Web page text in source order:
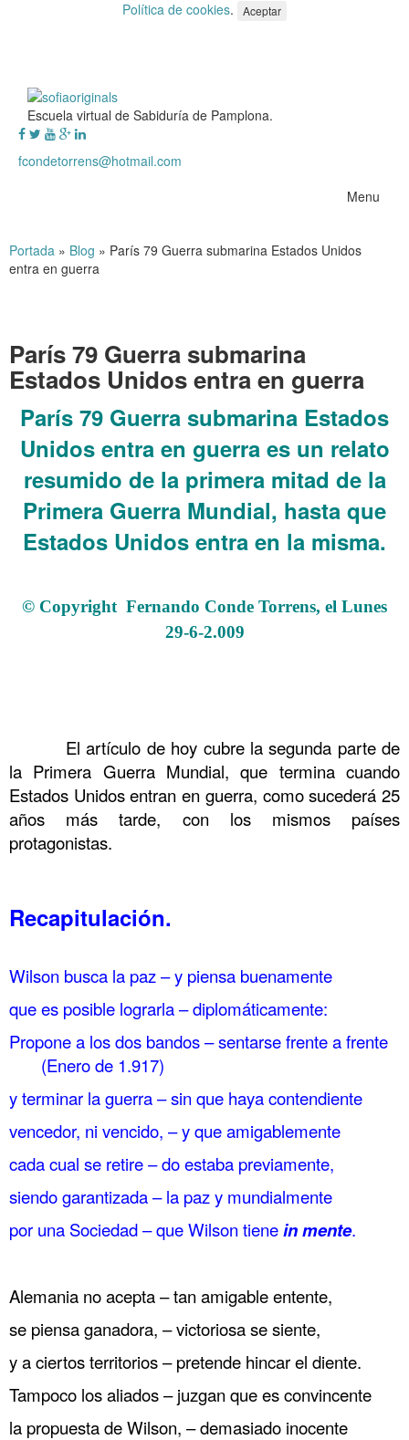
Política de cookies. Aceptar
Escuela virtual de Sabiduría de Pamplona.
fcondetorrens@hotmail.com
Menu
Portada » Blog » París 79 Guerra submarina Estados Unidos
entra en guerra
París 79 Guerra submarina
Estados Unidos entra en guerra
París 79 Guerra submarina Estados
Unidos entra en guerra es un relato
resumido de la primera mitad de la
Primera Guerra Mundial, hasta que
Estados Unidos entra en la misma.
© Copyright Fernando Conde Torrens, el Lunes
29-6-2.009
El artículo de hoy cubre la segunda parte de
la Primera Guerra Mundial, que termina cuando
Estados Unidos entran en guerra, como sucederá 25
años más tarde, con los mismos países
protagonistas.
Recapitulación.
Wilson busca la paz – y piensa buenamente
que es posible lograrla – diplomáticamente:
Propone a los dos bandos – sentarse frente a frente
(Enero de 1.917)
y terminar la guerra – sin que haya contendiente
vencedor, ni vencido, – y que amigablemente
cada cual se retire – do estaba previamente,
siendo garantizada – la paz y mundialmente
por una Sociedad – que Wilson tienein mente.
Alemania no acepta – tan amigable entente,
se piensa ganadora, – victoriosa se siente,
y a ciertos territorios – pretende hincar el diente.
Tampoco los aliados – juzgan que es convincente
la propuesta de Wilson, – demasiado inocente